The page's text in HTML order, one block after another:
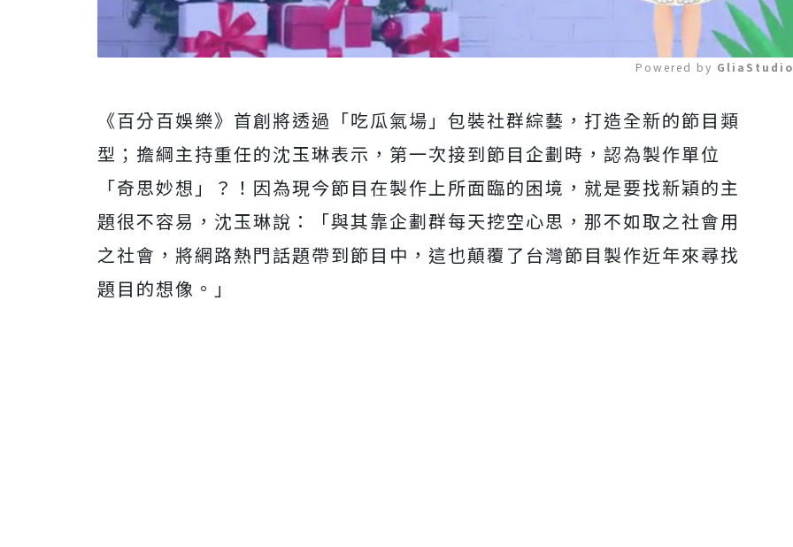
Mute
Powered by
《百分百娛樂》 首創將透過「吃瓜氣場」包裝社群綜藝，打造全新的節目類
型； 擔綱主持重任的沈玉琳表示，第一次接到節目企劃時， 認為製作單位
「奇思妙想」？！ 因為現今節目在製作上所面臨的困境， 就是要找新穎的主
題很不容易，沈玉琳說：「與其靠企劃群每天挖空心思，那不如取之社會用
之社會， 將網路熱門話題帶到節目中， 這也顛覆了台灣節目製作近年來尋找
題目的想像。」